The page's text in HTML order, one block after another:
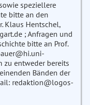
speziellere
bitte an den
Klaus Hentschel,
; Anfragen und
bitte an Prof.
zu entweder bereits
Bänden der
redaktion@logos-